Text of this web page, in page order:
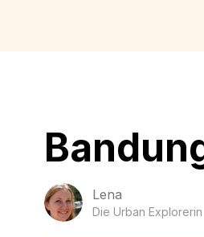
Lena
Die Urban Explorerin